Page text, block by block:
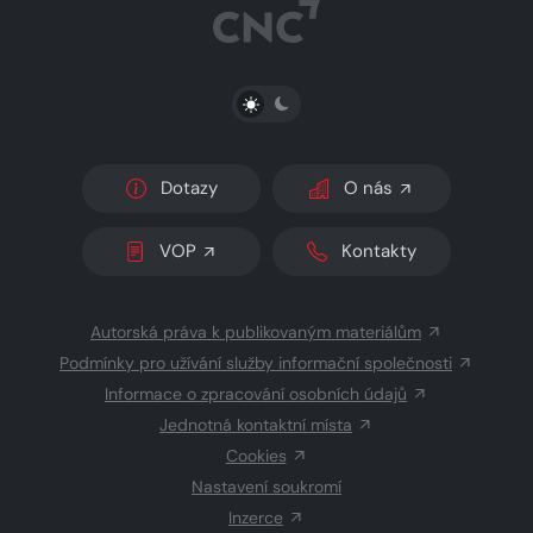
PŘEPNOUT SVĚTLÝ/TMAVÝ REŽIM
Dotazy O nás
VOP Kontakty
Autorská práva k publikovaným materiálům
Podmínky pro užívání služby informační společnosti
Informace o zpracování osobních údajů
Jednotná kontaktní místa
Cookies
Nastavení soukromí
Inzerce